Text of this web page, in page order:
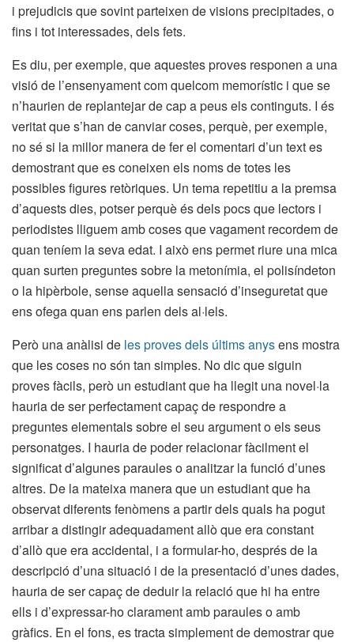
i prejudicis que sovint parteixen de visions precipitades, o
fins i tot interessades, dels fets.
Es diu, per exemple, que aquestes proves responen a una
visió de l’ensenyament com quelcom memorístic i que se
n’haurien de replantejar de cap a peus els continguts. I és
veritat que s’han de canviar coses, perquè, per exemple,
no sé si la millor manera de fer el comentari d’un text es
demostrant que es coneixen els noms de totes les
possibles figures retòriques. Un tema repetitiu a la premsa
d’aquests dies, potser perquè és dels pocs que lectors i
periodistes lliguem amb coses que vagament recordem de
quan teníem la seva edat. I això ens permet riure una mica
quan surten preguntes sobre la metonímia, el polisíndeton
o la hipèrbole, sense aquella sensació d’inseguretat que
ens ofega quan ens parlen dels al·lels.
Però una anàlisi de les proves dels últims anysens mostra
que les coses no són tan simples. No dic que siguin
proves fàcils, però un estudiant que ha llegit una novel·la
hauria de ser perfectament capaç de respondre a
preguntes elementals sobre el seu argument o els seus
personatges. I hauria de poder relacionar fàcilment el
significat d’algunes paraules o analitzar la funció d’unes
altres. De la mateixa manera que un estudiant que ha
observat diferents fenòmens a partir dels quals ha pogut
arribar a distingir adequadament allò que era constant
d’allò que era accidental, i a formular-ho, després de la
descripció d’una situació i de la presentació d’unes dades,
hauria de ser capaç de deduir la relació que hi ha entre
ells i d’expressar-ho clarament amb paraules o amb
gràfics. En el fons, es tracta simplement de demostrar que